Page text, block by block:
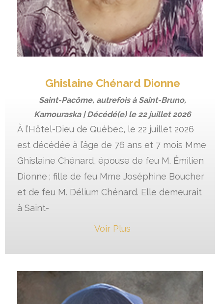
Ghislaine Chénard Dionne
Saint-Pacôme, autrefois à Saint-Bruno,
Kamouraska | Décédé(e) le22 juillet 2026
À l’Hôtel-Dieu de Québec, le 22 juillet 2026
est décédée à l’âge de 76 ans et 7 mois Mme
Ghislaine Chénard, épouse de feu M. Émilien
Dionne ; fille de feu Mme Joséphine Boucher
et de feu M. Délium Chénard. Elle demeurait
à Saint-
Voir Plus